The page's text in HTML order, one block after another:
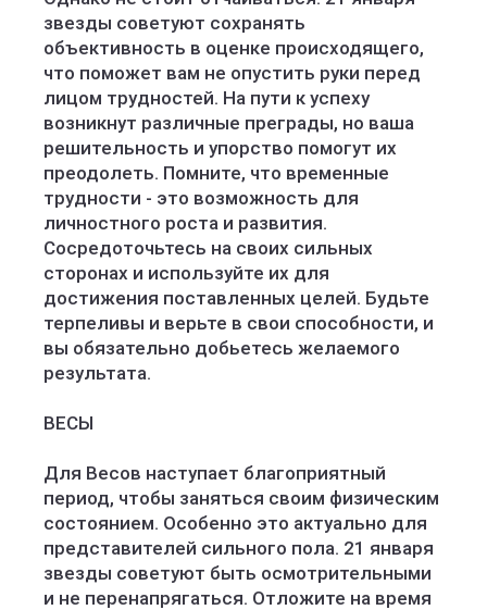
звезды советуют сохранять
объективность в оценке происходящего,
что поможет вам не опустить руки перед
лицом трудностей. На пути к успеху
возникнут различные преграды, но ваша
решительность и упорство помогут их
преодолеть. Помните, что временные
трудности - это возможность для
личностного роста и развития.
Сосредоточьтесь на своих сильных
сторонах и используйте их для
достижения поставленных целей. Будьте
терпеливы и верьте в свои способности, и
вы обязательно добьетесь желаемого
результата.
ВЕСЫ
Для Весов наступает благоприятный
период, чтобы заняться своим физическим
состоянием. Особенно это актуально для
представителей сильного пола. 21 января
звезды советуют быть осмотрительными
и не перенапрягаться. Отложите на время